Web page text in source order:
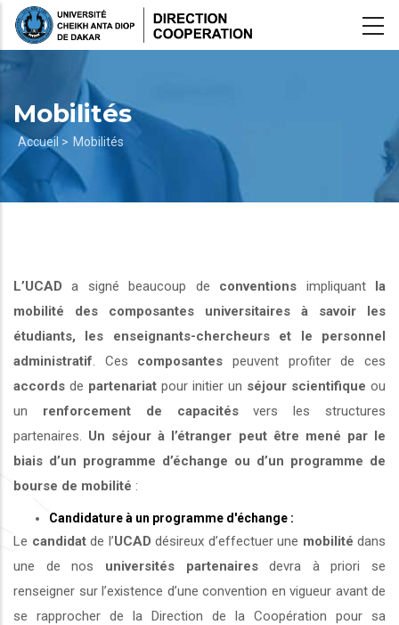
Aller
Mobilités
Fil
d'Ariane
Accueil > Mobilités
L’UCAD a signé beaucoup de conventions impliquant la
mobilité des composantes universitaires à savoir les
étudiants, les enseignants-chercheurs et le personnel
administratif . Ces composantes peuvent profiter de ces
accords de partenariat pour initier un séjour scientifique ou
un renforcement de capacitésvers les structures
partenaires. Un séjour à l’étranger peut être mené par le
biais d’un programme d’échange ou d’un programme de
bourse de mobilité :
Candidature à un programme d'échange :
Le candidatde l’UCAD désireux d’effectuer une mobilité dans
une de nos universités partenairesdevra à priori se
renseigner sur l’existence d’une convention en vigueur avant de
se rapprocher de la Direction de la Coopération pour sa